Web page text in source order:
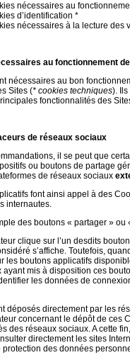
nécessaires au
d’identification *
nécessaires à la lecture des
au fonctionnement
nécessaires au bon
Sites (* cookies techniques). Ils
fonctionnalités des
de réseaux sociaux
il se peut que
ou boutons de partage
de réseaux sociaux
font ainsi appel à des
internautes.
des boutons « partager » ou
clique sur l’un desdits
s’affiche. Toutefois,
les boutons applicatifs
ayant mis à disposition ces
les données de
déposés directement par les
concernant le dépôt de ces
des réseaux sociaux. A cette
directement les sites
protection des données